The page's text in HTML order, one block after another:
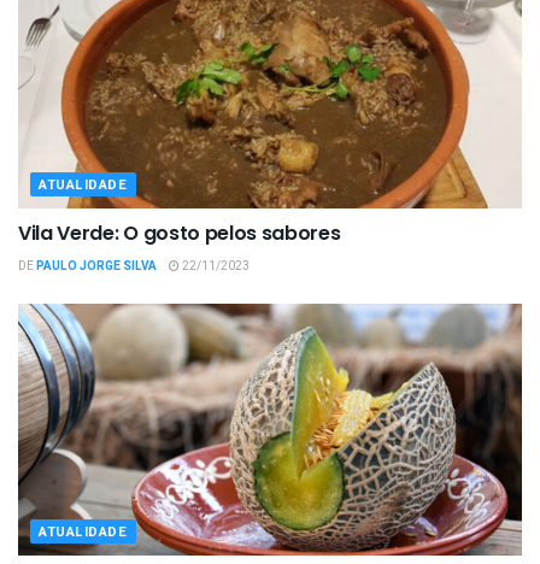
ATUALIDADE
Vila Verde: O gosto pelos sabores
DEPAULO JORGE SILVA 22/11/2023
ATUALIDADE